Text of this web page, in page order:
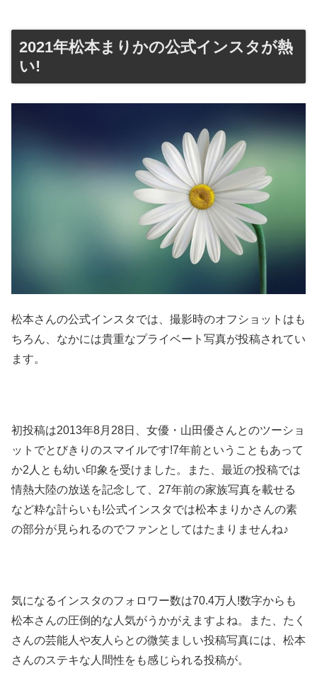
2021年松本まりかの公式インスタが熱
い!
松本さんの公式インスタでは、撮影時のオフショットはも
ちろん、なかには貴重なプライベート写真が投稿されてい
ます。
初投稿は2013年8月28日、女優・山田優さんとのツーショ
ットでとびきりのスマイルです!7年前ということもあって
か2人とも幼い印象を受けました。また、最近の投稿では
情熱大陸の放送を記念して、27年前の家族写真を載せる
など粋な計らいも!公式インスタでは松本まりかさんの素
の部分が見られるのでファンとしてはたまりませんね♪
気になるインスタのフォロワー数は70.4万人!数字からも
松本さんの圧倒的な人気がうかがえますよね。また、たく
さんの芸能人や友人らとの微笑ましい投稿写真には、松本
さんのステキな人間性をも感じられる投稿が。